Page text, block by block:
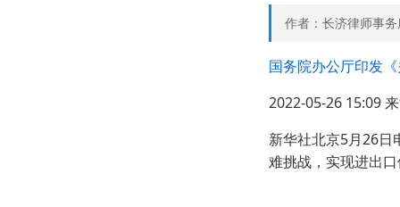
作者：长济律师事
国务院办公厅印发
2022-05-26 15:09
新华社北京5月26日
难挑战，实现进出